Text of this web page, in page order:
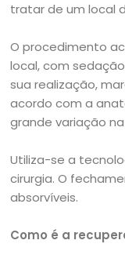
tratar de um local
O procedimento
local, com
sua realização,
acordo com a
grande variação
Utiliza-se a
cirurgia. O
absorvíveis.
Como é a